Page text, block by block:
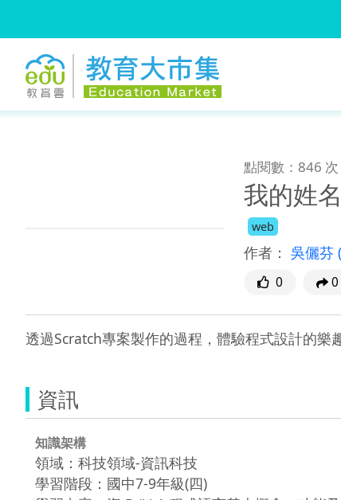
點閱數：846 次
我的姓
web
作者： 吳儷芬
0 0
透過Scratch專案製作的過程，體驗程式設計的樂
資訊
知識架構
領域：科技領域-資訊科技
學習階段：國中7-9年級(四)